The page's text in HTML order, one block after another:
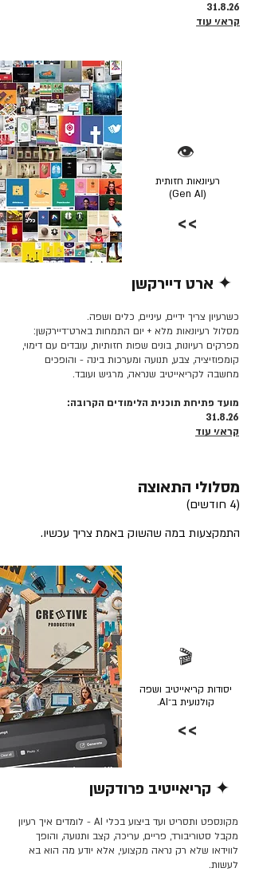
31.8.26
קרא/י עוד
👁️
רעיונאות חזותית
(Gen AI)
>>
✦ ארט דיירקשן
כשרעיון צריך ידיים, עיניים, כלים ושפה.
מסלול רעיונאות מלא + יום התמחות בארט־דיירקשן:
מפרקים רעיונות, בונים שפות חזותיות, עובדים עם דימוי,
קומפוזיציה, צבע, תנועה ומערכות בינה - והופכים
מחשבה לקריאייטיב שנראה, מרגיש ועובד.
מועד פתיחת תוכנית הלימודים הקרובה:
31.8.26
קרא/י עוד
מסלולי התאוצה
(4 חודשים)
התמקצעות במה שהשוק באמת צריך עכשיו.
🎬
יסודות קריאייטיב ושפה
קולנועית ב־AI.
>>
✦ קריאייטיב פרודקשן
מקונספט ותסריט ועד ביצוע בכלי AI - לומדים איך רעיון
מקבל סטוריבורד, פריים, עריכה, קצב ותנועה, והופך
לווידאו שלא רק נראה מקצועי, אלא יודע מה הוא בא
לעשות.